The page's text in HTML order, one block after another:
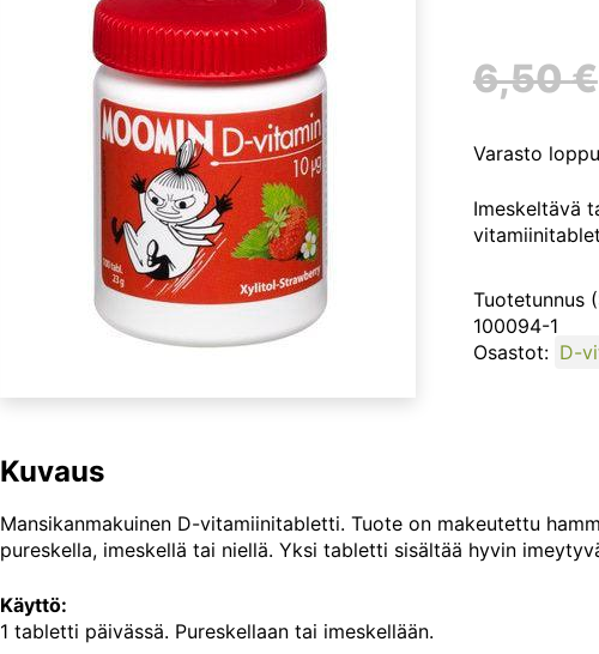
6,50€
Varasto loppu
Imeskeltävä
Tuotetunnus
100094-1
Osastot: D-
Kuvaus
Mansikanmakuinen D-vitamiinitabletti. Tuote on makeutettu
pureskella, imeskellä tai niellä. Yksi tabletti sisältää hyvin
Käyttö:
1 tabletti päivässä. Pureskellaan tai imeskellään.